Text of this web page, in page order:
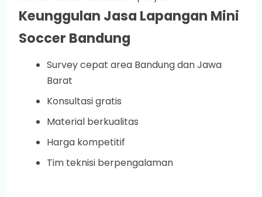
Keunggulan Jasa Lapangan Mini
Soccer Bandung
Survey cepat area Bandung dan Jawa
Barat
Konsultasi gratis
Material berkualitas
Harga kompetitif
Tim teknisi berpengalaman